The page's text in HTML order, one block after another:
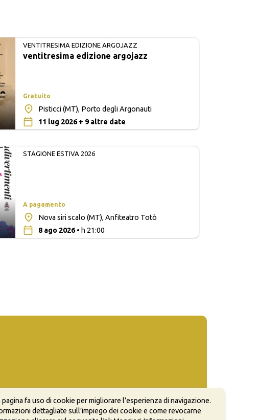
VENTITRESIMA EDIZIONE ARGOJAZZ
ventitresima edizione argojazz
Gratuito
Pisticci (MT), Porto degli Argonauti
11 lug 2026 + 9 altre date
STAGIONE ESTIVA 2026
A pagamento
Nova siri scalo (MT), Anfiteatro Totò
8 ago 2026• h 21:00
pagina fa uso di cookie per migliorare l’esperienza di navigazione.
dettagliate sull’impiego dei cookie e come revocarne